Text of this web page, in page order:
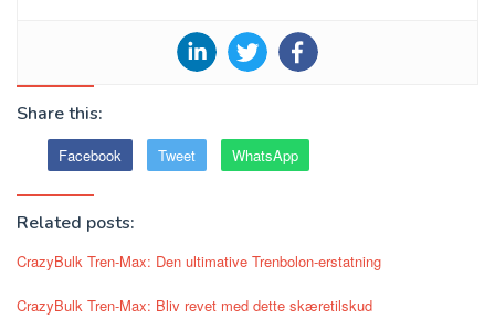
Share this:
Facebook Tweet WhatsApp
Related posts:
CrazyBulk Tren-Max: Den ultimative Trenbolon-erstatning
CrazyBulk Tren-Max: Bliv revet med dette skæretilskud